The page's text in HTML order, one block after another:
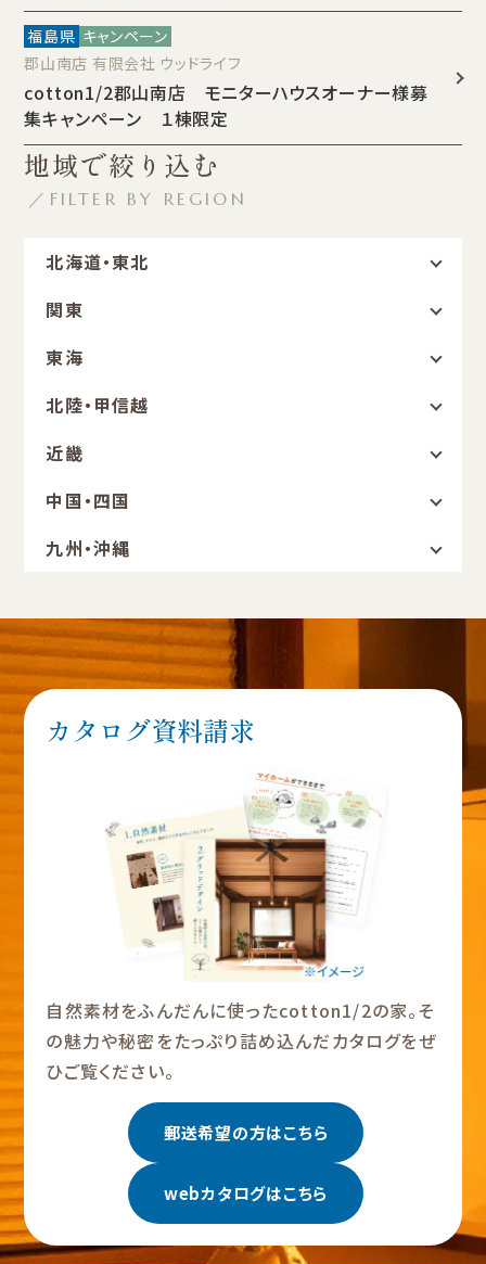
福島県 キャンペーン
郡山南店 有限会社 ウッドライフ
cotton1/2郡山南店 モニターハウスオーナー様募
集キャンペーン １棟限定
地域で絞り込む
／FILTER BY REGION
北海道・東北
関東
東海
北陸・甲信越
近畿
中国・四国
九州・沖縄
カタログ資料請求
自然素材をふんだんに使ったcotton1/2の家。そ
の魅力や秘密をたっぷり詰め込んだカタログをぜ
ひご覧ください。
郵送希望の方はこちら
webカタログはこちら